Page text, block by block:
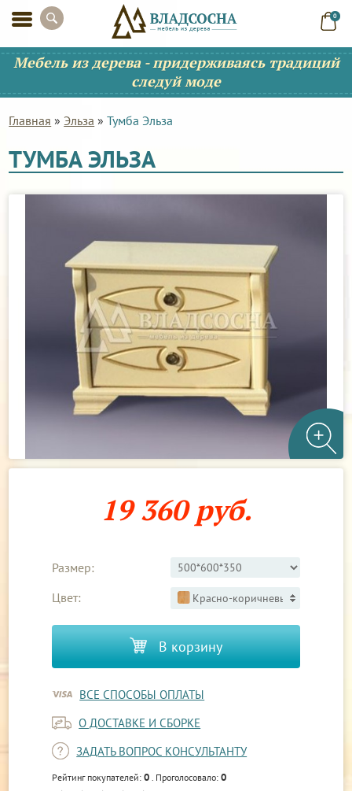
0
Мебель из дерева - придерживаясь традиций
следуй моде
Главная » Эльза »Тумба Эльза
ТУМБА ЭЛЬЗА
19 360 руб.
Размер:
Цвет:
Красно-коричневый 1
В корзину
ВСЕ СПОСОБЫ ОПЛАТЫ
О ДОСТАВКЕ И СБОРКЕ
ЗАДАТЬ ВОПРОС КОНСУЛЬТАНТУ
Рейтинг покупателей:0 . Проголосовало:0